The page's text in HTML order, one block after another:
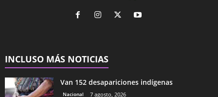
INCLUSO MÁS NOTICIAS
Van 152 desapariciones indígenas
Nacional 7 agosto, 2026